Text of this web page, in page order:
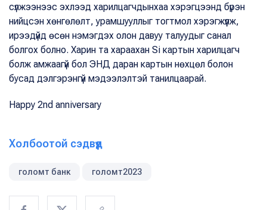
сүлжээнээс эхлээд харилцагчдынхаа хэрэгцээнд бүрэн
нийцсэн хөнгөлөлт, урамшууллыг тогтмол хэрэгжүүлж,
ирээдүйд өсөн нэмэгдэх олон давуу талуудыг санал
болгох болно. Харин та хараахан Si картын харилцагч
болж амжаагүй бол ЭНД даран картын нөхцөл болон
бусад дэлгэрэнгүй мэдээлэлтэй танилцаарай.
Happy 2nd anniversary
Холбоотой сэдвүүд
голомт банк голомт2023